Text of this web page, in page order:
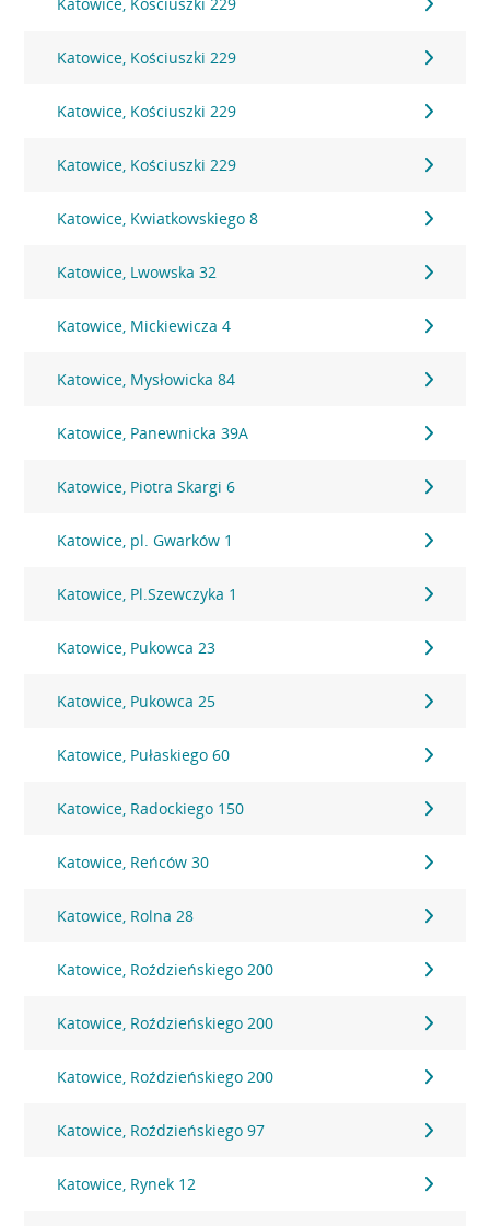
Katowice, Kościuszki 229
Katowice, Kościuszki 229
Katowice, Kościuszki 229
Katowice, Kwiatkowskiego 8
Katowice, Lwowska 32
Katowice, Mickiewicza 4
Katowice, Mysłowicka 84
Katowice, Panewnicka 39A
Katowice, Piotra Skargi 6
Katowice, pl. Gwarków 1
Katowice, Pl.Szewczyka 1
Katowice, Pukowca 23
Katowice, Pukowca 25
Katowice, Pułaskiego 60
Katowice, Radockiego 150
Katowice, Reńców 30
Katowice, Rolna 28
Katowice, Roździeńskiego 200
Katowice, Roździeńskiego 200
Katowice, Roździeńskiego 200
Katowice, Roździeńskiego 97
Katowice, Rynek 12